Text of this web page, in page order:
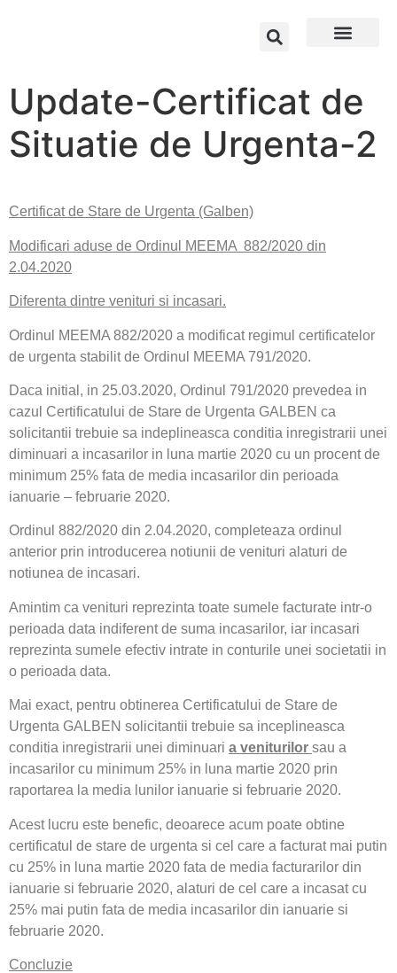
Update-Certificat de
Situatie de Urgenta-2
Certificat de Stare de Urgenta (Galben)
Modificari aduse de Ordinul MEEMA 882/2020 din
2.04.2020
Diferenta dintre venituri si incasari.
Ordinul MEEMA 882/2020 a modificat regimul certificatelor
de urgenta stabilit de Ordinul MEEMA 791/2020.
Daca initial, in 25.03.2020, Ordinul 791/2020 prevedea in
cazul Certificatului de Stare de Urgenta GALBEN ca
solicitantii trebuie sa indeplineasca conditia inregistrarii unei
diminuari a incasarilor in luna martie 2020 cu un procent de
minimum 25% fata de media incasarilor din perioada
ianuarie – februarie 2020.
Ordinul 882/2020 din 2.04.2020, completeaza ordinul
anterior prin introducerea notiunii de venituri alaturi de
notiunea de incasari.
Amintim ca venituri reprezinta toate sumele facturate intr-o
perioada data indiferent de suma incasarilor, iar incasari
reprezinta sumele efectiv intrate in conturile unei societatii in
o perioada data.
Mai exact, pentru obtinerea Certificatului de Stare de
Urgenta GALBEN solicitantii trebuie sa inceplineasca
conditia inregistrarii unei diminuari a veniturilor sau a
incasarilor cu minimum 25% in luna martie 2020 prin
raportarea la media lunilor ianuarie si februarie 2020.
Acest lucru este benefic, deoarece acum poate obtine
certificatul de stare de urgenta si cel care a facturat mai putin
cu 25% in luna martie 2020 fata de media facturarilor din
ianuarie si februarie 2020, alaturi de cel care a incasat cu
25% mai putin fata de media incasarilor din ianuarie si
februarie 2020.
Concluzie